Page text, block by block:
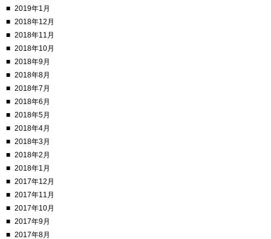
2019年1月
2018年12月
2018年11月
2018年10月
2018年9月
2018年8月
2018年7月
2018年6月
2018年5月
2018年4月
2018年3月
2018年2月
2018年1月
2017年12月
2017年11月
2017年10月
2017年9月
2017年8月